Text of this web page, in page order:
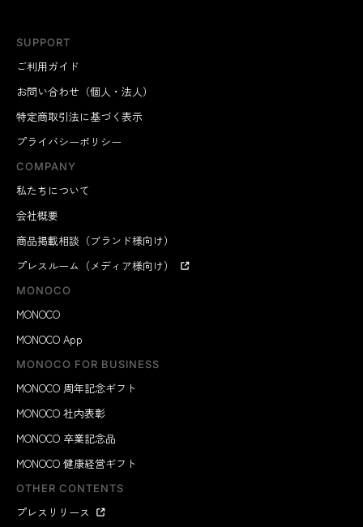
SUPPORT
ご利用ガイド
お問い合わせ（個人・法人）
特定商取引法に基づく表示
プライバシーポリシー
COMPANY
私たちについて
会社概要
商品掲載相談（ブランド様向け）
プレスルーム（メディア様向け）
MONOCO
MONOCO
MONOCO App
MONOCO FOR BUSINESS
MONOCO 周年記念ギフト
MONOCO 社内表彰
MONOCO 卒業記念品
MONOCO 健康経営ギフト
OTHER CONTENTS
プレスリリース